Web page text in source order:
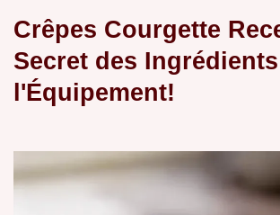
Crêpes Courgette
Secret des
l'Équipement!